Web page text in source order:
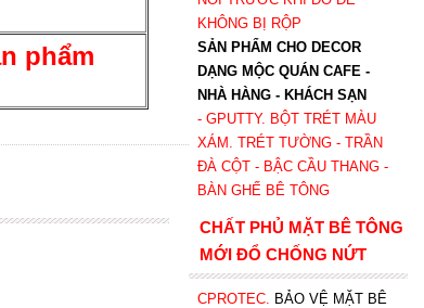
phẩm
KHÔNG BỊ RỘP
SẢN PHẨM CHO DECOR
DẠNG MỘC QUÁN CAFE -
NHÀ HÀNG - KHÁCH SẠN
- GPUTTY. BỘT TRÉT MÀU
XÁM. TRÉT TƯỜNG - TRẦN
ĐÀ CỘT - BẬC CẦU THANG -
BÀN GHẾ BÊ TÔNG
CHẤT PHỦ MẶT BÊ TÔNG
MỚI ĐỔ CHỐNG NỨT
CPROTEC. BẢO VỆ MẶT BÊ